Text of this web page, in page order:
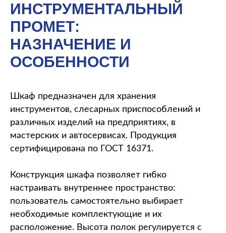
ИНСТРУМЕНТАЛЬНЫЙ
ПРОМЕТ:
НАЗНАЧЕНИЕ И
ОСОБЕННОСТИ
Шкаф предназначен для хранения
инструментов, слесарных приспособлений и
различных изделий на предприятиях, в
мастерских и автосервисах. Продукция
сертифицирована по ГОСТ 16371.
Конструкция шкафа позволяет гибко
настраивать внутреннее пространство:
пользователь самостоятельно выбирает
необходимые комплектующие и их
расположение. Высота полок регулируется с